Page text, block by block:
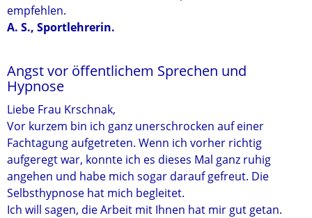
empfehlen.
A. S., Sportlehrerin.
Angst vor öffentlichem Sprechen und
Hypnose
Liebe Frau Krschnak,
Vor kurzem bin ich ganz unerschrocken auf einer
Fachtagung aufgetreten. Wenn ich vorher richtig
aufgeregt war, konnte ich es dieses Mal ganz ruhig
angehen und habe mich sogar darauf gefreut. Die
Selbsthypnose hat mich begleitet.
Ich will sagen, die Arbeit mit Ihnen hat mir gut getan.